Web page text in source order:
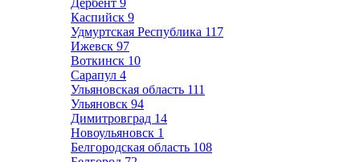
Дербент 9
Каспийск 9
Удмуртская Республика 117
Ижевск 97
Воткинск 10
Сарапул 4
Ульяновская область 111
Ульяновск 94
Димитровград 14
Новоульяновск 1
Белгородская область 108